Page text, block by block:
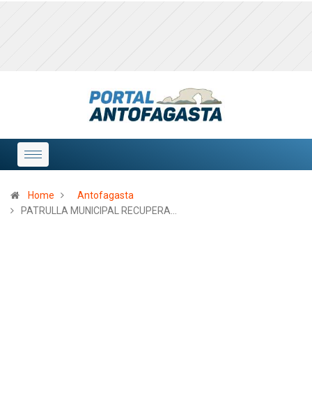
Home
Antofagasta
PATRULLA MUNICIPAL RECUPERA…